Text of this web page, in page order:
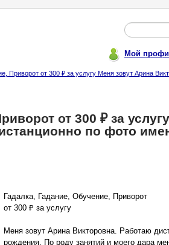
Мой
Приворот от 300 ₽ за услугу Меня зовут Арина
от 300 ₽ за
по фото
Гадалка, Гадание, Обучение, Приворот
от 300 ₽ за услугу
Меня зовут Арина Викторовна. Работаю
рождения. По роду занятий и моего дара